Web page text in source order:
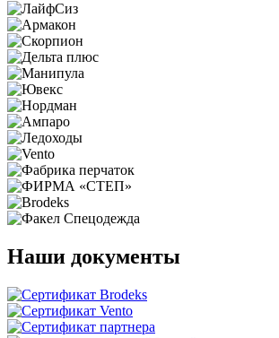
Наши документы